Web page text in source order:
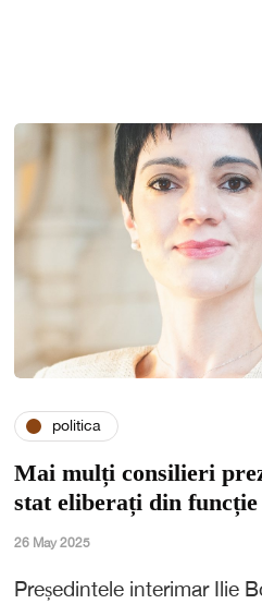
politica
Mai mulți consilieri
stat eliberați din
26 May 2025
Președintele interimar Ilie